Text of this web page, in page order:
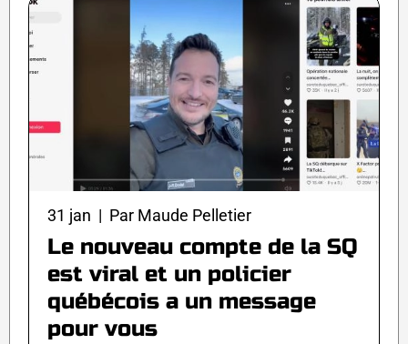
31 jan | Par Maude Pelletier
Le nouveau compte de la SQ
est viral et un policier
québécois a un message
pour vous